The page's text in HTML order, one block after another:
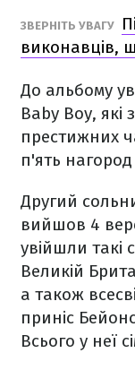
ЗВЕРНІТЬ УВАГУ
виконавців,
До альбому
Baby Boy,
престижних
п'ять нагород
Другий
вийшов 4
увійшли такі
Великій
а також
приніс
Всього у неї